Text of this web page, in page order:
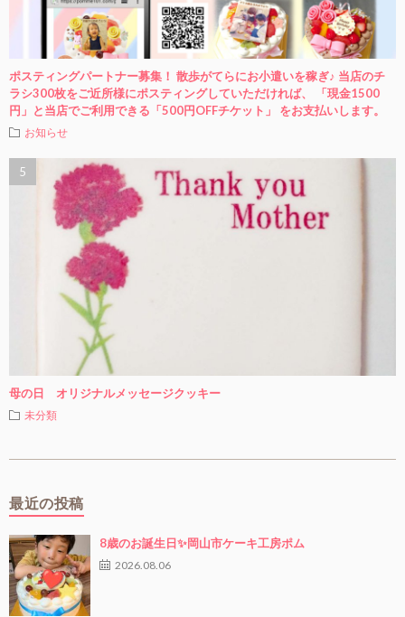
ポスティングパートナー募集！ 散歩がてらにお小遣いを稼ぎ♪ 当店のチ
ラシ300枚をご近所様にポスティングしていただければ、 「現金1500
円」と当店でご利用できる「500円OFFチケット」 をお支払いします。
お知らせ
母の日 オリジナルメッセージクッキー
未分類
最近の投稿
8歳のお誕生日✨岡山市ケーキ工房ポム
2026.08.06